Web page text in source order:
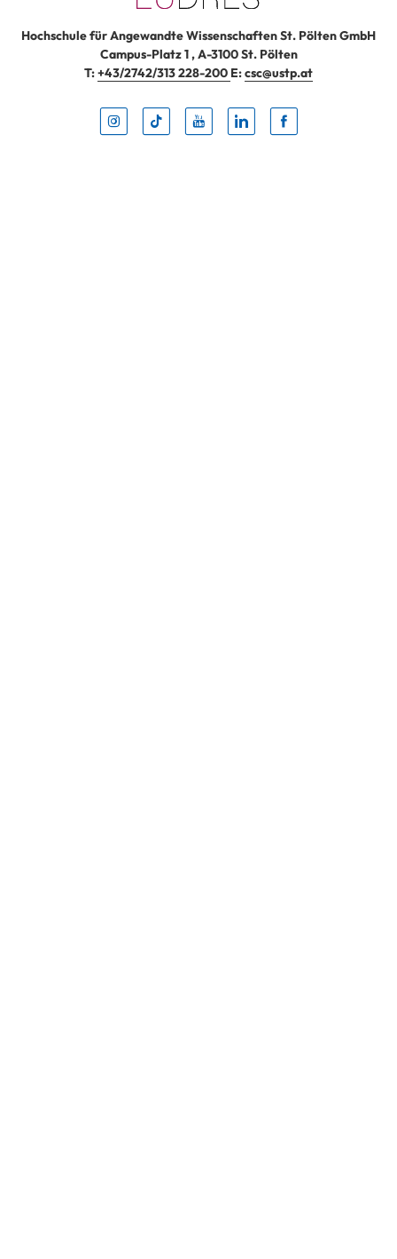
Hochschule für Angewandte Wissenschaften St. Pölten GmbH
Campus-Platz 1,A-3100St. Pölten
T:+43/2742/313 228-200 E:csc@ustp.at